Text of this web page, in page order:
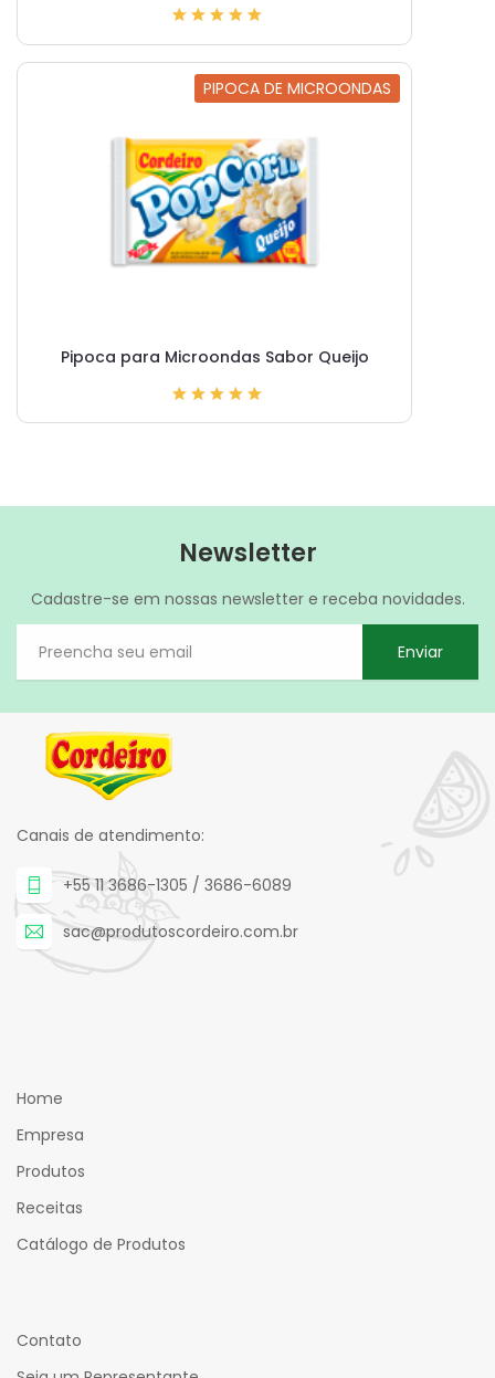
PIPOCA DE MICROONDAS
Pipoca para Microondas Sabor Queijo
Newsletter
Cadastre-se em nossas newsletter e receba novidades.
Enviar
Canais de atendimento:
+55 11 3686-1305 / 3686-6089
sac@produtoscordeiro.com.br
Home
Empresa
Produtos
Receitas
Catálogo de Produtos
Contato